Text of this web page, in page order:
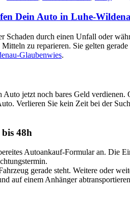
Dein Auto in Luhe-
durch einen Unfall oder
zu reparieren. Sie gelten
Glaubenwies.
jetzt noch bares Geld
Verlieren Sie kein Zeit bei der
48h
Autoankauf-Formular an. Die
gerade steht. Weitere oder
auf einem Anhänger